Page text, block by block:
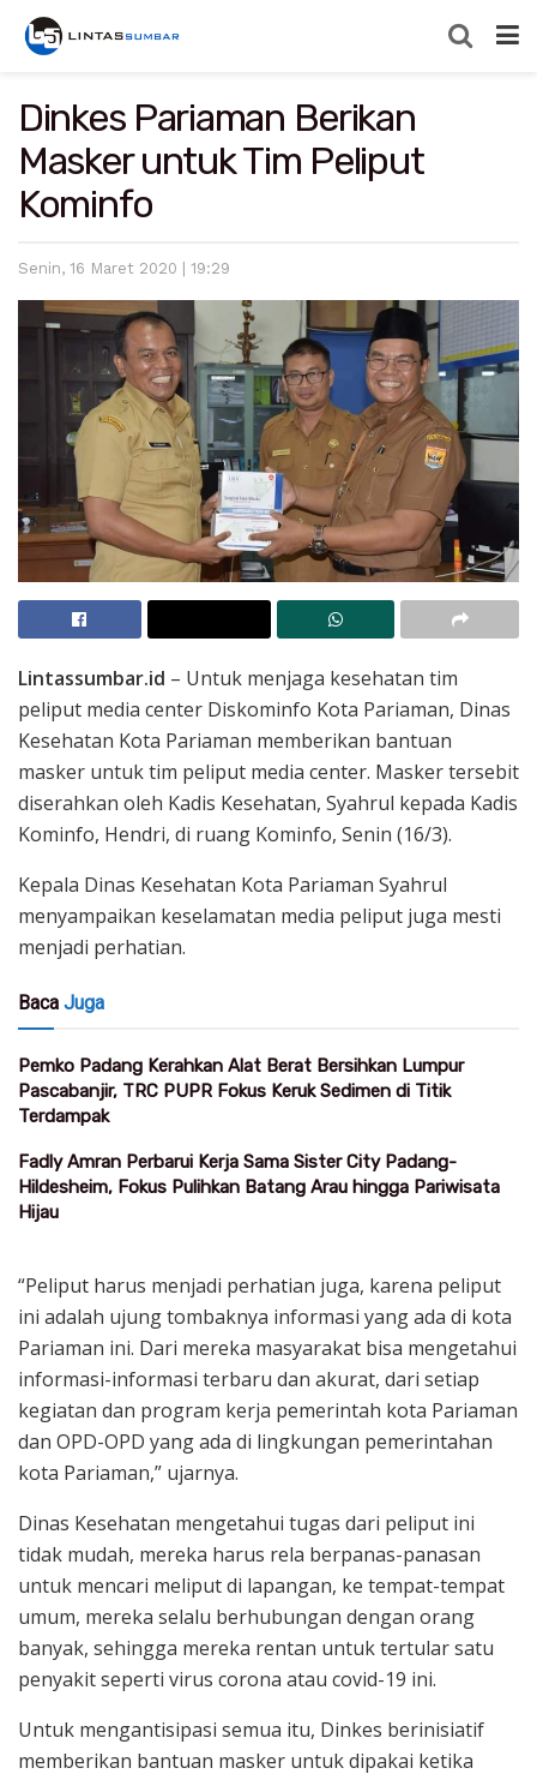
Dinkes Pariaman Berikan
Masker untuk Tim Peliput
Kominfo
Senin, 16 Maret 2020 | 19:29
Lintassumbar.id – Untuk menjaga kesehatan tim
peliput media center Diskominfo Kota Pariaman, Dinas
Kesehatan Kota Pariaman memberikan bantuan
masker untuk tim peliput media center. Masker tersebit
diserahkan oleh Kadis Kesehatan, Syahrul kepada Kadis
Kominfo, Hendri, di ruang Kominfo, Senin (16/3).
Kepala Dinas Kesehatan Kota Pariaman Syahrul
menyampaikan keselamatan media peliput juga mesti
menjadi perhatian.
Baca Juga
Pemko Padang Kerahkan Alat Berat Bersihkan Lumpur
Pascabanjir, TRC PUPR Fokus Keruk Sedimen di Titik
Terdampak
Fadly Amran Perbarui Kerja Sama Sister City Padang-
Hildesheim, Fokus Pulihkan Batang Arau hingga Pariwisata
Hijau
“Peliput harus menjadi perhatian juga, karena peliput
ini adalah ujung tombaknya informasi yang ada di kota
Pariaman ini. Dari mereka masyarakat bisa mengetahui
informasi-informasi terbaru dan akurat, dari setiap
kegiatan dan program kerja pemerintah kota Pariaman
dan OPD-OPD yang ada di lingkungan pemerintahan
kota Pariaman,” ujarnya.
Dinas Kesehatan mengetahui tugas dari peliput ini
tidak mudah, mereka harus rela berpanas-panasan
untuk mencari meliput di lapangan, ke tempat-tempat
umum, mereka selalu berhubungan dengan orang
banyak, sehingga mereka rentan untuk tertular satu
penyakit seperti virus corona atau covid-19 ini.
Untuk mengantisipasi semua itu, Dinkes berinisiatif
memberikan bantuan masker untuk dipakai ketika